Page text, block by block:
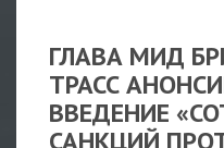
ГЛАВА МИД
ТРАСС
ВВЕДЕНИЕ
САНКЦИЙ